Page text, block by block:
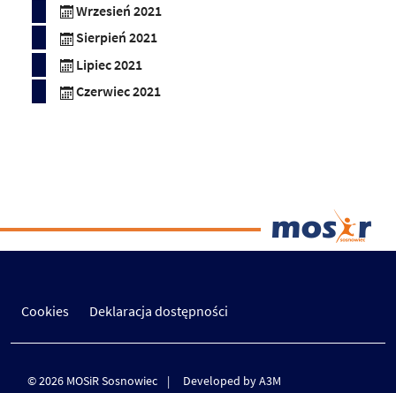
Wrzesień 2021
Sierpień 2021
Lipiec 2021
Czerwiec 2021
Cookies Deklaracja dostępności
© 2026 MOSiR Sosnowiec Developed by A3M